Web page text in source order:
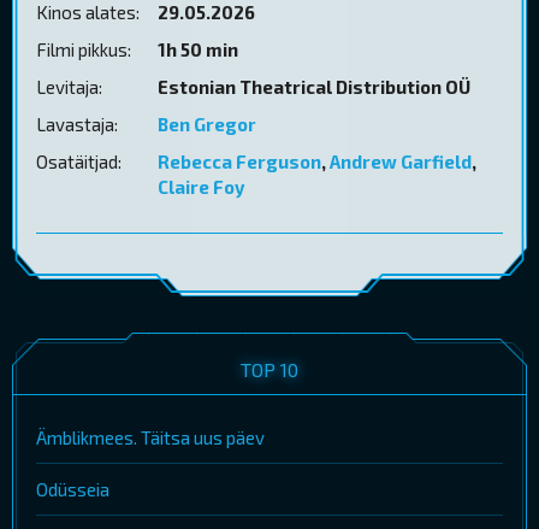
Kinos alates:
29.05.2026
Filmi pikkus:
1h 50 min
Levitaja:
Estonian Theatrical Distribution OÜ
Lavastaja:
Ben Gregor
Osatäitjad:
Rebecca Ferguson,Andrew Garfield,
Claire Foy
TOP 10
Ämblikmees. Täitsa uus päev
Odüsseia